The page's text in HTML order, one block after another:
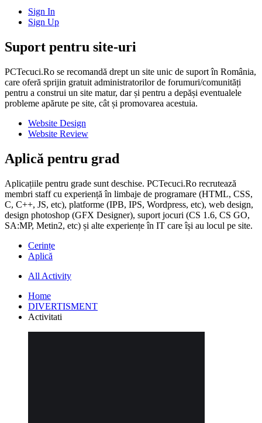
Sign In
Sign Up
Suport pentru site-uri
PCTecuci.Ro se recomandă drept un site unic de suport în România,
care oferă sprijin gratuit administratorilor de forumuri/comunități
pentru a construi un site matur, dar și pentru a depăși eventualele
probleme apărute pe site, cât și promovarea acestuia.
Website Design
Website Review
Aplică pentru grad
Aplicațiile pentru grade sunt deschise. PCTecuci.Ro recrutează
membri staff cu experiență în limbaje de programare (HTML, CSS,
C, C++, JS, etc), platforme (IPB, IPS, Wordpress, etc), web design,
design photoshop (GFX Designer), suport jocuri (CS 1.6, CS GO,
SA:MP, Metin2, etc) și alte experiențe în IT care își au locul pe site.
Cerințe
Aplică
All Activity
Home
DIVERTISMENT
Activitati